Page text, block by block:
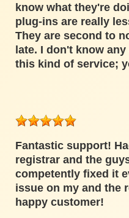
know what they're
plug-ins are really
They are second to
late. I don't know
this kind of service;
Fantastic support!
registrar and the
competently fixed it
issue on my and the
happy customer!